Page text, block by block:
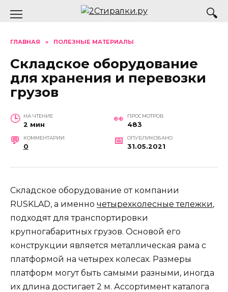
ГЛАВНАЯ » ПОЛЕЗНЫЕ МАТЕРИАЛЫ
Складское оборудование
для хранения и перевозки
грузов
НА ЧТЕНИЕ
2 мин
ПРОСМОТРОВ
483
КОММЕНТАРИИ
0
ОПУБЛИКОВАНО
31.05.2021
Складское оборудование от компании
RUSKLAD, а именно четырехколесные тележки,
подходят для транспортировки
крупногабаритных грузов. Основой его
конструкции является металлическая рама с
платформой на четырех колесах. Размеры
платформ могут быть самыми разными, иногда
их длина достигает 2 м. Ассортимент каталога